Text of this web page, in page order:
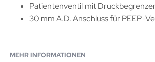
Patientenventil mit
30 mm A.D. Anschluss für PEEP-
MEHR INFORMATIONEN